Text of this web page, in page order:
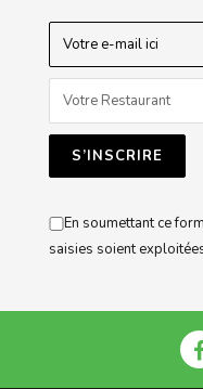
En soumettant ce
saisies soient